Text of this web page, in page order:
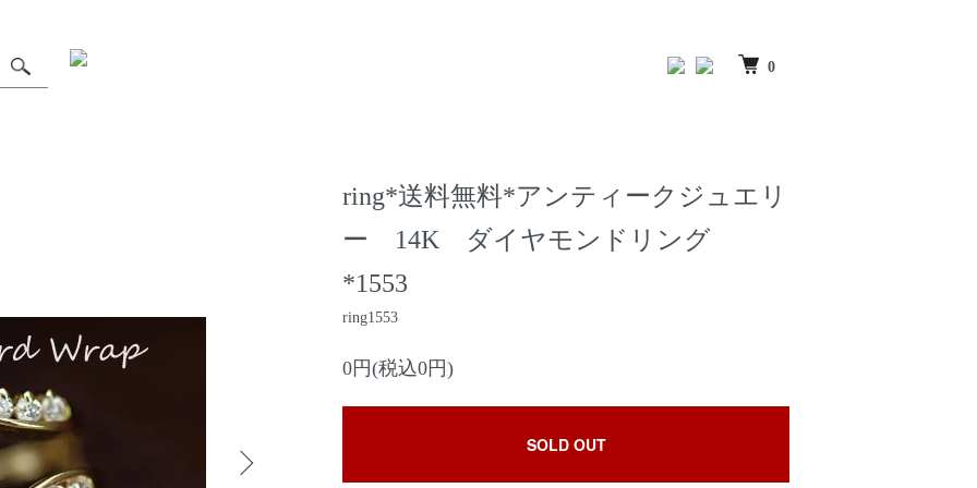
0
ring*送料無料*アンティークジュエリ
ー 14K ダイヤモンドリング
*1553
ring1553
0円(税込0円)
SOLD OUT